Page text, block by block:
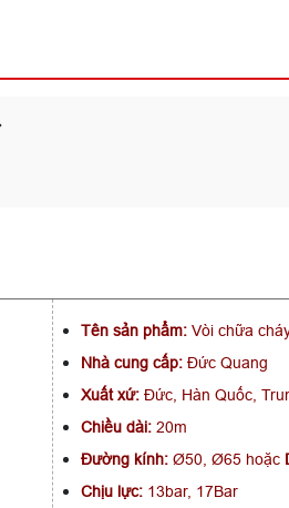
Tên sản phẩm: Vòi chữa
Nhà cung cấp: Đức Quang
Xuất xứ: Đức, Hàn Quốc,
Chiều dài: 20m
Đường kính: Ø50, Ø65 hoặc
Chịu lực: 13bar, 17Bar